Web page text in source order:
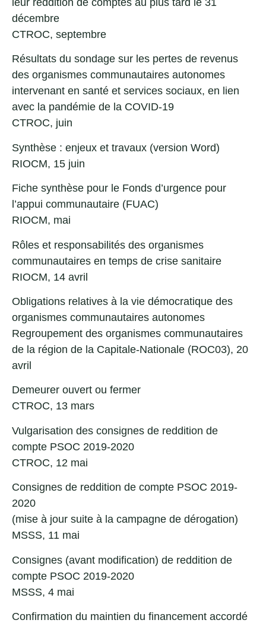
leur reddition de comptes au plus tard le 31
décembre
CTROC, septembre
Résultats du sondage sur les pertes de revenus
des organismes communautaires autonomes
intervenant en santé et services sociaux, en lien
avec la pandémie de la COVID-19
CTROC, juin
Synthèse : enjeux et travaux (version Word)
RIOCM, 15 juin
Fiche synthèse pour le Fonds d’urgence pour
l’appui communautaire (FUAC)
RIOCM, mai
Rôles et responsabilités des organismes
communautaires en temps de crise sanitaire
RIOCM, 14 avril
Obligations relatives à la vie démocratique des
organismes communautaires autonomes
Regroupement des organismes communautaires
de la région de la Capitale-Nationale (ROC03), 20
avril
Demeurer ouvert ou fermer
CTROC, 13 mars
Vulgarisation des consignes de reddition de
compte PSOC 2019-2020
CTROC, 12 mai
Consignes de reddition de compte PSOC 2019-
2020
(mise à jour suite à la campagne de dérogation)
MSSS, 11 mai
Consignes (avant modification) de reddition de
compte PSOC 2019-2020
MSSS, 4 mai
Confirmation du maintien du financement accordé